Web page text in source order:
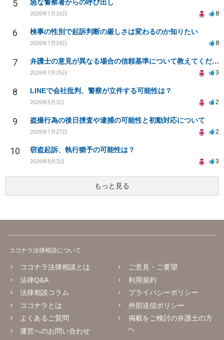
5 急な警察署からの呼び出し
2026年7月16日 8
6 検事の性別で起訴判断の厳しさは変わるのか知りたい
2026年7月29日 8
7 弁護士の意見が異なる場合の信頼基準について教えてください
2026年7月25日 3
8 LINEで会社批判、警察が立件する可能性は？
2026年8月3日 2
9 盗撮行為の後日捜査や逮捕の可能性と初動対応について
2026年7月27日 2
10 窃盗起訴、執行猶予の可能性は？
2026年8月3日 3
もっと見る
ココナラ法律相談について
ココナラ法律相談とは
法律Q&A
法律相談コラム
ココナラとは
よくあるご質問
運営へのお問い合わせ
ご意見・ご要望
利用規約
プライバシーポリシー
外部送信ポリシー
掲載をご検討の弁護士の方
へ